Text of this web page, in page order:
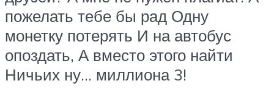
пожелать тебе бы рад Одну
монетку потерять И на автобус
опоздать, А вместо этого найти
Ничьих ну… миллиона 3!